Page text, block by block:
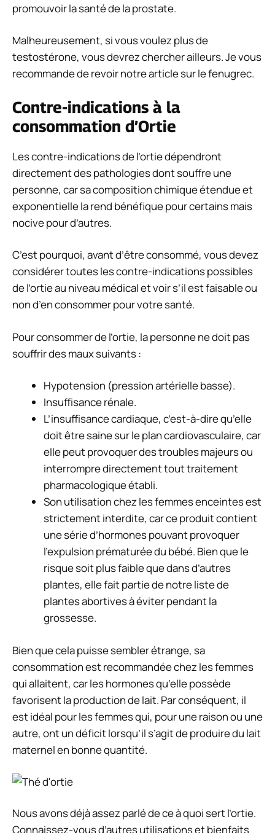
promouvoir la santé de la prostate.
Malheureusement, si vous voulez plus de
testostérone, vous devrez chercher ailleurs. Je vous
recommande de revoir notre article sur le fenugrec.
Contre-indications à la
consommation d’Ortie
Les contre-indications de l’ortie dépendront
directement des pathologies dont souffre une
personne, car sa composition chimique étendue et
exponentielle la rend bénéfique pour certains mais
nocive pour d’autres.
C’est pourquoi, avant d’être consommé, vous devez
considérer toutes les contre-indications possibles
de l’ortie au niveau médical et voir s’il est faisable ou
non d’en consommer pour votre santé.
Pour consommer de l’ortie, la personne ne doit pas
souffrir des maux suivants :
Hypotension (pression artérielle basse).
Insuffisance rénale.
L’insuffisance cardiaque, c’est-à-dire qu’elle
doit être saine sur le plan cardiovasculaire, car
elle peut provoquer des troubles majeurs ou
interrompre directement tout traitement
pharmacologique établi.
Son utilisation chez les femmes enceintes est
strictement interdite, car ce produit contient
une série d’hormones pouvant provoquer
l’expulsion prématurée du bébé. Bien que le
risque soit plus faible que dans d’autres
plantes, elle fait partie de notre liste de
plantes abortives à éviter pendant la
grossesse.
Bien que cela puisse sembler étrange, sa
consommation est recommandée chez les femmes
qui allaitent, car les hormones qu’elle possède
favorisent la production de lait. Par conséquent, il
est idéal pour les femmes qui, pour une raison ou une
autre, ont un déficit lorsqu’il s’agit de produire du lait
maternel en bonne quantité.
Nous avons déjà assez parlé de ce à quoi sert l’ortie.
Connaissez-vous d’autres utilisations et bienfaits